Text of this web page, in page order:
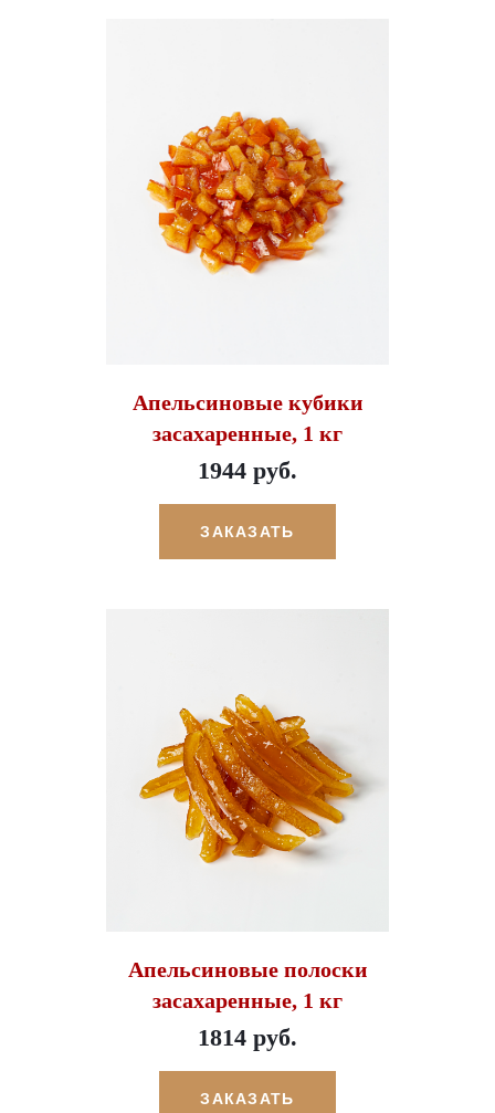
Апельсиновые кубики
засахаренные, 1 кг
1944 руб.
ЗАКАЗАТЬ
Апельсиновые полоски
засахаренные, 1 кг
1814 руб.
ЗАКАЗАТЬ